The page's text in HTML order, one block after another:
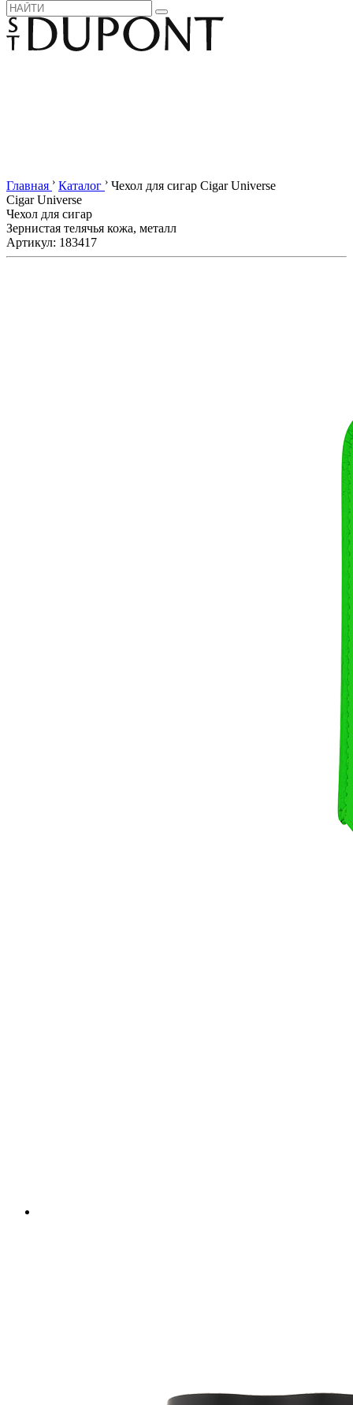
Главная › Каталог › Чехол для сигар Cigar Universe
Cigar Universe
Чехол для сигар
Зернистая телячья кожа, металл
Артикул: 183417